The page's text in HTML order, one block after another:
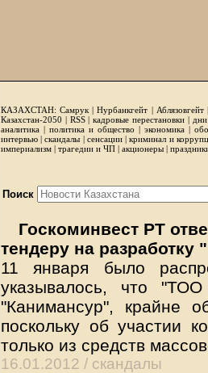
КАЗАХСТАН: Самрук |Нурбанкгейт | Аблязовгейт
Казахстан-2050 | RSS|кадровые перестановки|
аналитика | политика и общество | экономика |
интервью |скандалы | сенсации|криминал и
империализм | трагедии и ЧП | акционеры |
Поиск
Госкоминвест РТ
тендеру на
11 января было
указывалось, что
"Канимансур", крайне
поскольку об участии
только из средств
16.01.2012 / скандалы